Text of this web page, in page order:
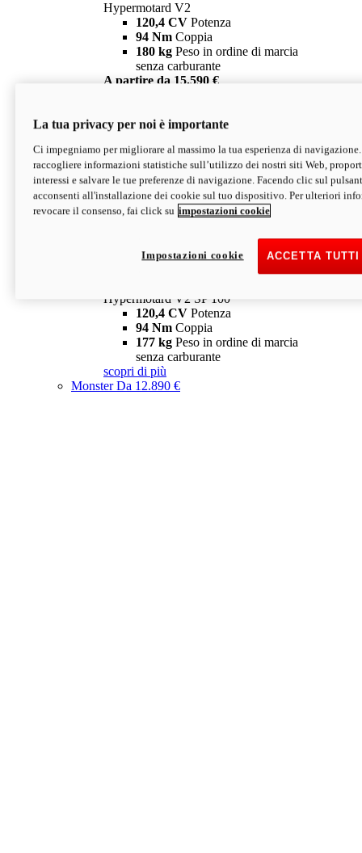
Hypermotard V2
120,4 CV Potenza
94 Nm Coppia
180 kg Peso in ordine di marcia
senza carburante
A partire da 15.590 €
V2 SP
Hypermotard V2 SP
120,4 CVPotenza
94 NmCoppia
177 kgPeso in ordine di marcia
senza carburante
Depotenziata 35 kW: 18.890 € i
configura scopri di più
Hypermotard V2 SP 100
120,4 CV Potenza
94 Nm Coppia
177 kg Peso in ordine di marcia
senza carburante
scopri di più
MonsterDa 12.890 €
La tua privacy per noi è importante
Ci impegniamo per migliorare al massimo la tua esperienza di
raccogliere informazioni statistiche sull’utilizzo dei nostri siti Web,
interessi e salvare le tue preferenze di navigazione. Facendo clic sul
acconsenti all'installazione dei cookie sul tuo dispositivo. Per ulteriori
revocare il consenso, fai click su impostazioni cookie
ACCETTA
Impostazioni cookie